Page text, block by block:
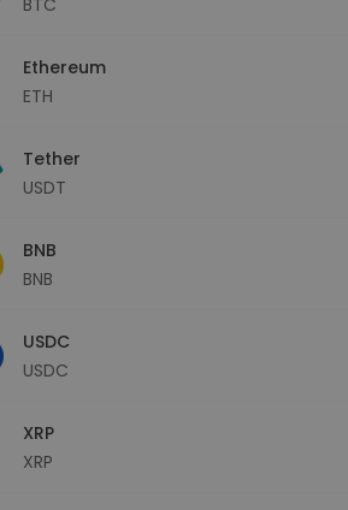
Ethereum
ETH
Tether
USDT
BNB
BNB
USDC
USDC
XRP
XRP